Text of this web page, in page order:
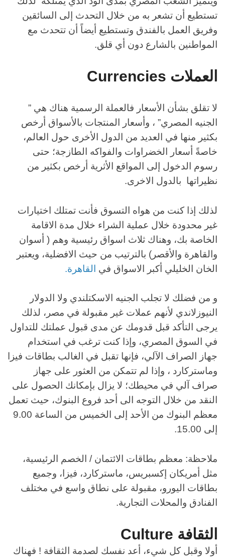
تستطيع أن تشعر به من خلال التحدث إلى السائقين
وفريق العمل بالفندق وتستطيع أيضاً أن تتحدث مع
المواطنين بالشارع دون أي قلق.
العملات Currencies
لا تقلق بشأن الأسعار فالعملة الرسمية هناك هي ”
الجنيه المصري” ، وأسعار المنتجات بالأسواق أرخص
بكثير منها في العديد من الدول الأخرى حول العالم،
خاصةً أسعار الخضراوات والفواكه الطازجة؛ حتى
رسوم الدخول إلى المواقع الأثرية أرخص بكثير من
نظيراتها بالدول الاخرى.
لذلك إذا كنت من هواه التسوق فأنت تمتلك اختيارات
غير محدودة خلال عملية الشراء خلال مدة الاقامة
الخاصة بك، وهناك ثلاث اسواق رئيسية وهم ( أسوان
والقاهرة والأقصر) بالترتيب من حيث الافضلية، ويعتبر
الخان الخليلي أكبر الاسواق في القاهرة.
و من فضلك لا تجلب الجنيه الاسكتلندي ولا الدولار
النيوزلاندي لأنهم عملات غير مقبولة في مصر، لذلك
يرجى التأكد قبل قدومك عن مدى قبول عملتك للتداول
في السوق المصري، وإذا كنت ترغب في استخدام
جهاز الصراف الآلي، فإنها تقبل في الغالب بطاقات فيزا
وماستركارد ، وإذا لم تتمكن من العثور على جهاز
صراف آلي في محيطك؛ لا يزال بإمكانك الحصول على
النقد من خلال التوجه الى أحد فروع البنوك، حيث تعمل
معظم البنوك من الأحد إلى الخميس من الساعة 9.00
إلى 15.00.
ملاحظة: معظم بطاقات الائتمان / الخصم الرئيسية،
مثل أمريكان إكسبريس، ماستركارد، فيزا، وجميع
بطاقات اليورو، مقبولة على نطاق واسع في مختلف
الفنادق والمحلات التجارية.
الثقافة Culture
أولا وقبل كل شيء، أعد نفسك لصدمة الثقافة ! فهناك